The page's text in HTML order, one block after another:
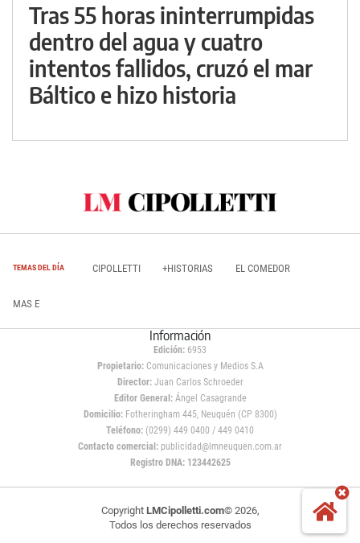
Tras 55 horas ininterrumpidas
dentro del agua y cuatro
intentos fallidos, cruzó el mar
Báltico e hizo historia
TEMAS DEL DÍA CIPOLLETTI +HISTORIAS EL COMEDOR
MAS E
Información
Edición: 6953
Propietario:Comunicaciones y Medios S.A
Director: Juan Carlos Schroeder
Editor General:Ángel Casagrande
Domicilio:Fotheringham 445, Neuquén (CP 8300)
Teléfono: (0299) 449 0400 / 449 0410
Contacto comercial: publicidad@lmneuquen.com.ar
Registro DNA: 123442625
Copyright LMCipolletti.com© 2026,
Todos los derechos reservados